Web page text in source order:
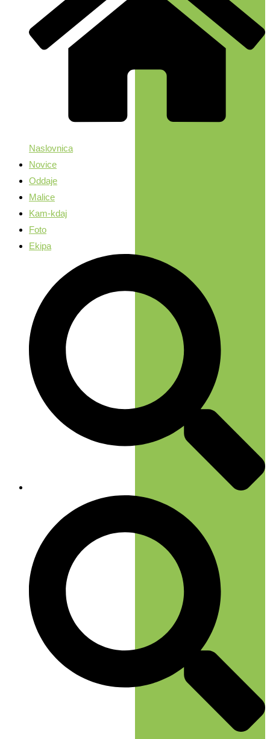
Naslovnica
Novice
Oddaje
Malice
Kam-kdaj
Foto
Ekipa